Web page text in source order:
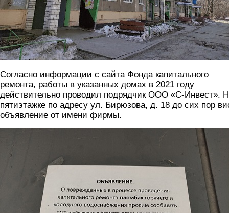
Согласно информации с сайта Фонда капитального
ремонта, работы в указанных домах в 2021 году
действительно проводил подрядчик ООО «С-Инвест».
пятиэтажке по адресу ул. Бирюзова, д. 18 до сих пор
объявление от имени фирмы.